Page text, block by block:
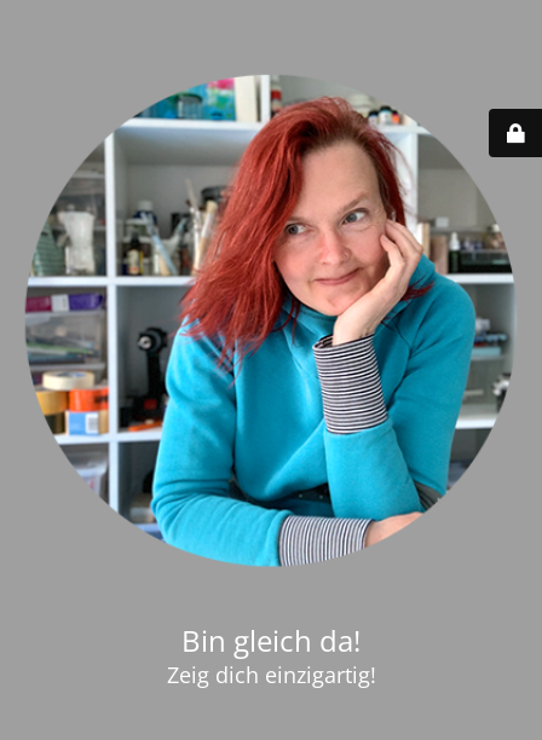
Bin gleich da!
Zeig dich einzigartig!